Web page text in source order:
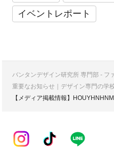
イベントレポート
バンタンデザイン研究所 専門部 - フ
重要なお知らせ｜デザイン専門の学
【メディア掲載情報】HOUYHNHNM